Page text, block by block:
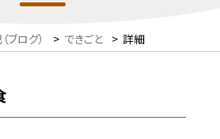
ブログ） > できごと > 詳細